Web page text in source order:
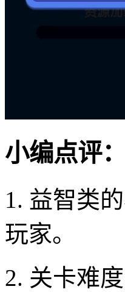
小编点评：
1. 益智类
玩家。
2. 关卡难